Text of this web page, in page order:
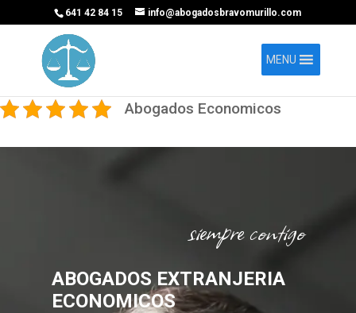
641 42 84 15 info@abogadosbravomurillo.com
MENU
Abogados Economicos
siempre contigo
ABOGADOS EXTRANJERIA
ECONOMICOS